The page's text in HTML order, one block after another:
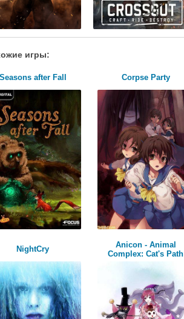
игры:
Seasons after Fall Corpse Party
NightCry
Anicon - Animal
Complex: Cat's Path